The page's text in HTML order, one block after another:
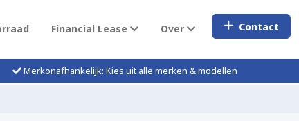
Financial Lease Over Contact
Merkonafhankelijk: Kies uit alle merken & modellen